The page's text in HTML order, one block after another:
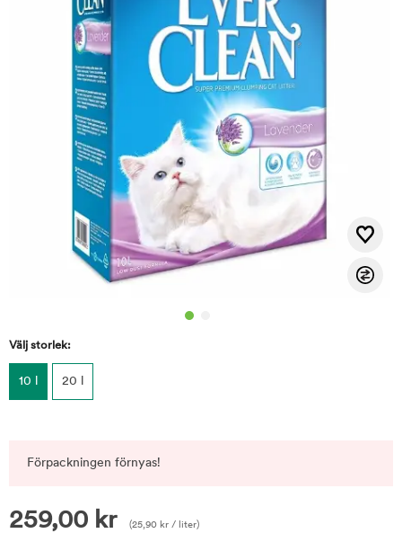
Välj storlek:
10 l 20 l
Förpackningen förnyas!
259,00 kr (25,90 kr / liter)